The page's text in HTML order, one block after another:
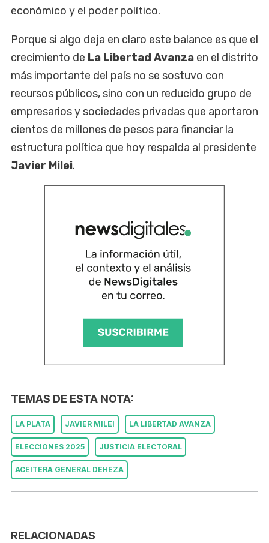
económico y el poder político.
Porque si algo deja en claro este balance es que el
crecimiento de La Libertad Avanza en el distrito
más importante del país no se sostuvo con
recursos públicos, sino con un reducido grupo de
empresarios y sociedades privadas que aportaron
cientos de millones de pesos para financiar la
estructura política que hoy respalda al presidente
Javier Milei.
TEMAS DE ESTA NOTA:
LA PLATA JAVIER MILEI LA LIBERTAD AVANZA
ELECCIONES 2025 JUSTICIA ELECTORAL
ACEITERA GENERAL DEHEZA
RELACIONADAS